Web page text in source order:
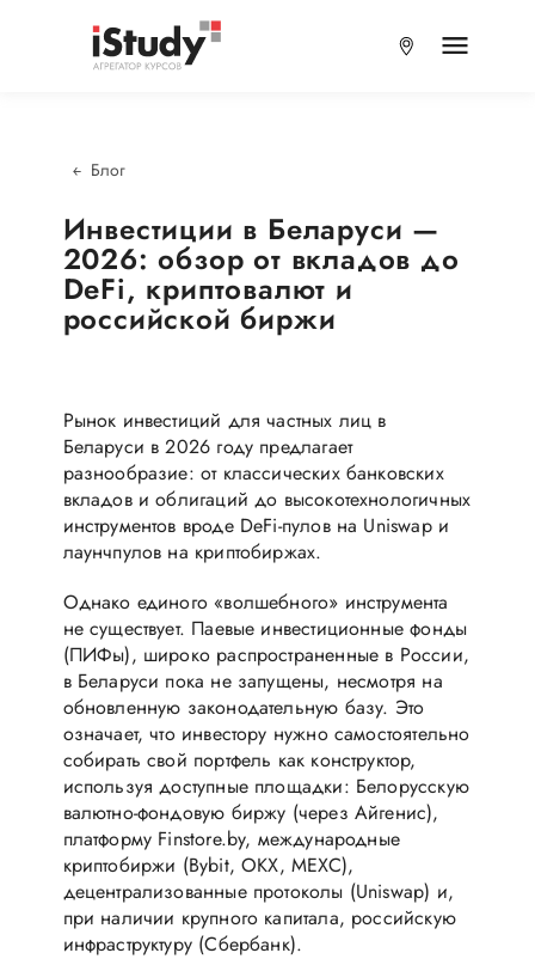
Блог
​Инвестиции в Беларуси —
2026: обзор от вкладов до
DeFi, криптовалют и
российской биржи
Рынок инвестиций для частных лиц в
Беларуси в 2026 году предлагает
разнообразие: от классических банковских
вкладов и облигаций до высокотехнологичных
инструментов вроде DeFi-пулов на Uniswap и
лаунчпулов на криптобиржах.
Однако единого «волшебного» инструмента
не существует. Паевые инвестиционные фонды
(ПИФы), широко распространенные в России,
в Беларуси пока не запущены, несмотря на
обновленную законодательную базу. Это
означает, что инвестору нужно самостоятельно
собирать свой портфель как конструктор,
используя доступные площадки: Белорусскую
валютно-фондовую биржу (через Айгенис),
платформу Finstore.by, международные
криптобиржи (Bybit, OKX, MEXC),
децентрализованные протоколы (Uniswap) и,
при наличии крупного капитала, российскую
инфраструктуру (Сбербанк).